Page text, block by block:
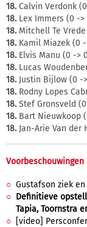
18.Calvin Verdonk
18.Lex Immers (0 ->
18.Mitchell Te
18.Kamil Miazek (0 -
18.Elvis Manu (0 ->
18.Lucas
18.Justin Bijlow (0 -
18.Rodny Lopes
18.Stef Gronsveld
18.Bart Nieuwkoop
18.Jan-Arie Van der
Voorbeschouwingen
Gustafson ziek
Definitieve
Tapia, Toornstra
[video]